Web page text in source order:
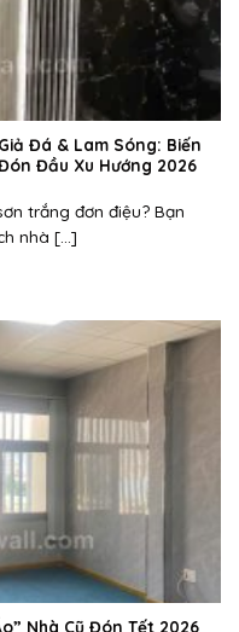
Đá & Lam Sóng: Biến
Đầu Xu Hướng 2026
trắng đơn điệu? Bạn
nhà [...]
Nhà Cũ Đón Tết 2026